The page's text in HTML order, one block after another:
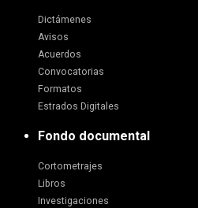
Dictámenes
Avisos
Acuerdos
Convocatorias
Formatos
Estrados Digitales
Fondo documental
Cortometrajes
Libros
Investigaciones